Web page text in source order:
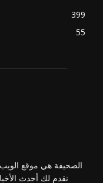
399
55
الصحيفة هي موقع
نقدم لك أحدث